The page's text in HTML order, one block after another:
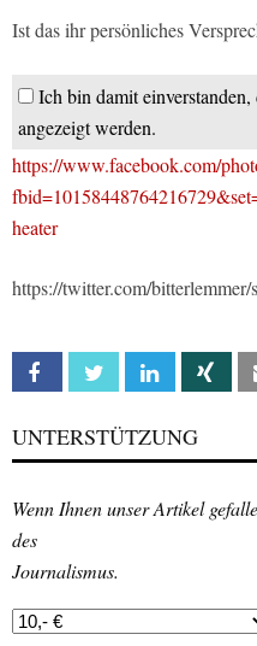
Ist das ihr persönliches
Ich bin damit
angezeigt werden.
https://www.facebook.com/
heater
https://twitter.com/
Facebook Twitter Linkedin Xing
UNTERSTÜTZUNG
Wenn Ihnen unser Artikel
des
Journalismus.